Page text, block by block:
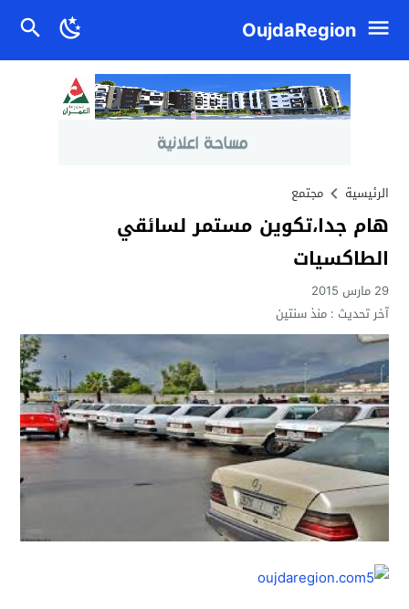
OujdaRegion
الرئيسية مجتمع
هام جدا،تكوين مستمر لسائقي
الطاكسيات
29 مارس 2015
آخر تحديث :منذ سنتين